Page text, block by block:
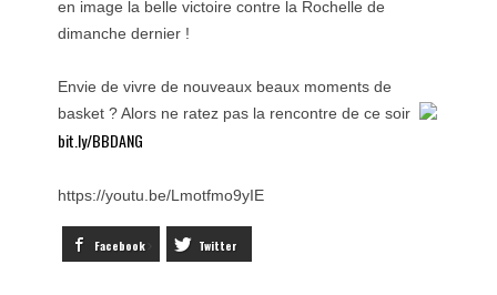
en image la belle victoire contre la Rochelle de
dimanche dernier !
Envie de vivre de nouveaux beaux moments de
basket ? Alors ne ratez pas la rencontre de ce soir
bit.ly/BBDANG
https://youtu.be/Lmotfmo9yIE
Facebook Twitter